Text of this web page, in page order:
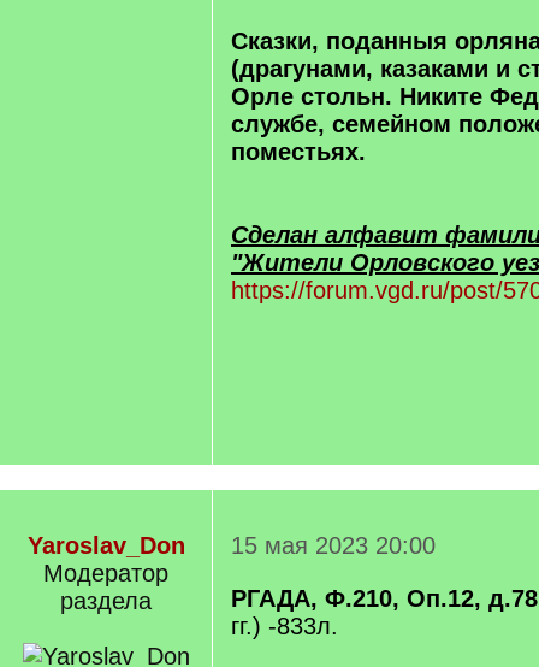
Сказки, поданныя
(драгунами, казаками и
Орле стольн. Никите
службе, семейном
поместьях.
Сделан алфавит
"Жители Орловского
https://forum.vgd.ru/post/
Yaroslav_Don
Модератор
раздела
15 мая 2023 20:00
РГАДА, Ф.210, Оп.12, д.78
гг.) -833л.